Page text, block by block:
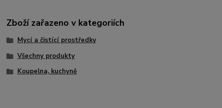
Zboží zařazeno v kategoriích
Mycí a čistící prostředky
Všechny produkty
Koupelna, kuchyně